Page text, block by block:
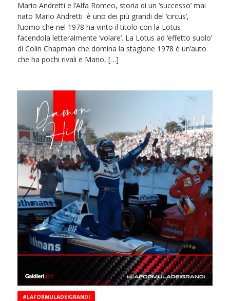
Mario Andretti e l’Alfa Romeo, storia di un ‘successo’ mai
nato Mario Andretti è uno dei più grandi del ‘circus’,
l’uomo che nel 1978 ha vinto il titolo con la Lotus
facendola letteralmente ‘volare’. La Lotus ad ‘effetto suolo’
di Colin Chapman che domina la stagione 1978 è un’auto
che ha pochi rivali e Mario, […]
#LAFORMULADEIGRANDI